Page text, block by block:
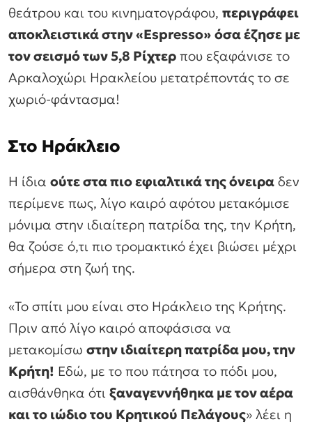
θεάτρου και του κινηματογράφου, περιγράφει
αποκλειστικά στην «Espresso» όσα έζησε με
τον σεισμό των 5,8 Ρίχτερ που εξαφάνισε το
Αρκαλοχώρι Ηρακλείου μετατρέποντάς το σε
χωριό-φάντασμα!
Στο Ηράκλειο
Η ίδια ούτε στα πιο εφιαλτικά της όνειρα δεν
περίμενε πως, λίγο καιρό αφότου μετακόμισε
μόνιμα στην ιδιαίτερη πατρίδα της, την Κρήτη,
θα ζούσε ό,τι πιο τρομακτικό έχει βιώσει μέχρι
σήμερα στη ζωή της.
«Το σπίτι μου είναι στο Ηράκλειο της Κρήτης.
Πριν από λίγο καιρό αποφάσισα να
μετακομίσω στην ιδιαίτερη πατρίδα μου, την
Κρήτη! Εδώ, με το που πάτησα το πόδι μου,
αισθάνθηκα ότι ξαναγεννήθηκα με τον αέρα
και το ιώδιο του Κρητικού Πελάγους» λέει η